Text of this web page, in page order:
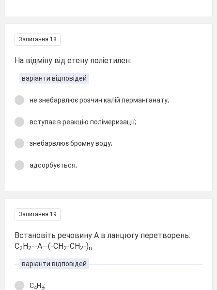
Запитання 18
На відміну від етену поліетилен:
варіанти відповідей
не знебарвлює розчин калій перманганату;
вступає в реакцію полімеризації;
знебарвлює бромну воду;
адсорбується;
Запитання 19
Встановіть речовину А в ланцюгу перетворень:
С2Н2--А--(-СН2-СН2-)n
варіанти відповідей
С4Н 8;